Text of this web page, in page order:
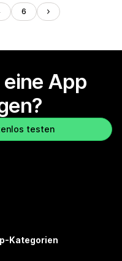
6
App
testen
Kategorien